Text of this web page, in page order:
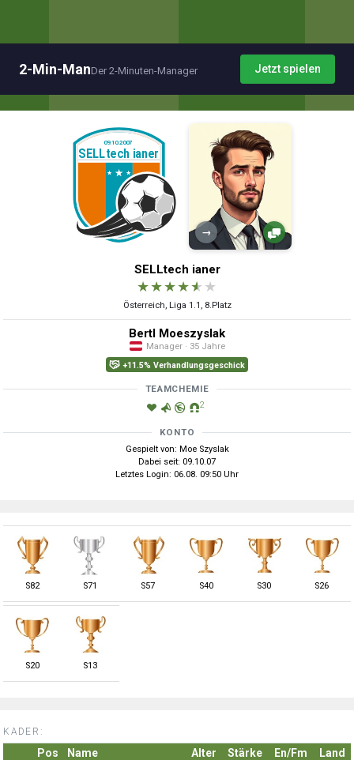
2-Min-ManDer 2-Minuten-Manager Jetzt spielen
→
SELLtech ianer
★★★★★ ★
Österreich, Liga 1.1, 8.Platz
Bertl Moeszyslak
Manager · 35 Jahre
+11.5% Verhandlungsgeschick
TEAMCHEMIE
2
KONTO
Gespielt von: Moe Szyslak
Dabei seit: 09.10.07
Letztes Login: 06.08. 09:50 Uhr
S82 S71 S57 S40 S30 S26
S20 S13
KADER:
Pos Name Alter Stärke En/Fm
Land